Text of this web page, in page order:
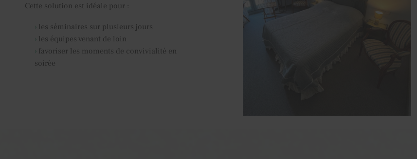
Cette solution est idéale pour :
les séminaires sur plusieurs jours
les équipes venant de loin
favoriser les moments de convivialité en
soirée